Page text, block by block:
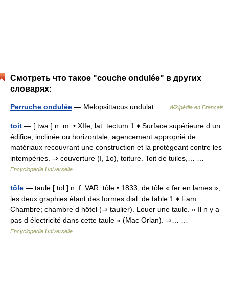
Смотреть что такое "couche ondulée" в других
словарях:
Perruche ondulée — Melopsittacus undulat … Wikipédia en Français
toit — [ twa ] n. m. • XIIe; lat. tectum 1 ♦ Surface supérieure d un
édifice, inclinée ou horizontale; agencement approprié de
matériaux recouvrant une construction et la protégeant contre les
intempéries. ⇒ couverture (I, 1o), toiture. Toit de tuiles,… …
Encyclopédie Universelle
tôle — taule [ tol ] n. f. VAR. tôle • 1833; de tôle « fer en lames »,
les deux graphies étant des formes dial. de table 1 ♦ Fam.
Chambre; chambre d hôtel (⇒ taulier). Louer une taule. « Il n y a
pas d électricité dans cette taule » (Mac Orlan). ⇒… …
Encyclopédie Universelle